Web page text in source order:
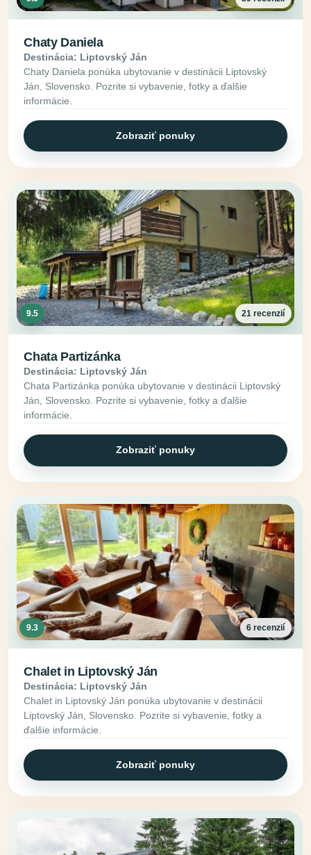
Chaty Daniela
Destinácia: Liptovský Ján
Chaty Daniela ponúka ubytovanie v destinácii Liptovský
Ján, Slovensko. Pozrite si vybavenie, fotky a ďalšie
informácie.
Zobraziť ponuky
9.5 21 recenzií
Chata Partizánka
Destinácia: Liptovský Ján
Chata Partizánka ponúka ubytovanie v destinácii Liptovský
Ján, Slovensko. Pozrite si vybavenie, fotky a ďalšie
informácie.
Zobraziť ponuky
9.3 6 recenzií
Chalet in Liptovský Ján
Destinácia: Liptovský Ján
Chalet in Liptovský Ján ponúka ubytovanie v destinácii
Liptovský Ján, Slovensko. Pozrite si vybavenie, fotky a
ďalšie informácie.
Zobraziť ponuky